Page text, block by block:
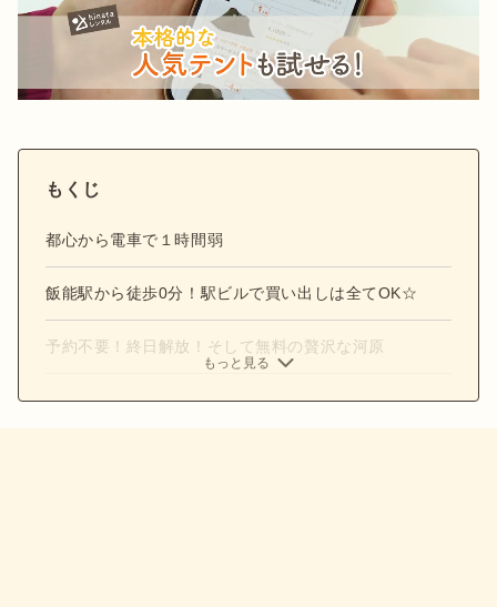
もくじ
都心から電車で１時間弱
飯能駅から徒歩0分！駅ビルで買い出しは全てOK☆
予約不要！終日解放！そして無料の贅沢な河原
もっと見る